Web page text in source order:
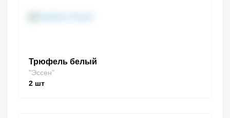
Трюфель белый
"Эссен"
2 шт